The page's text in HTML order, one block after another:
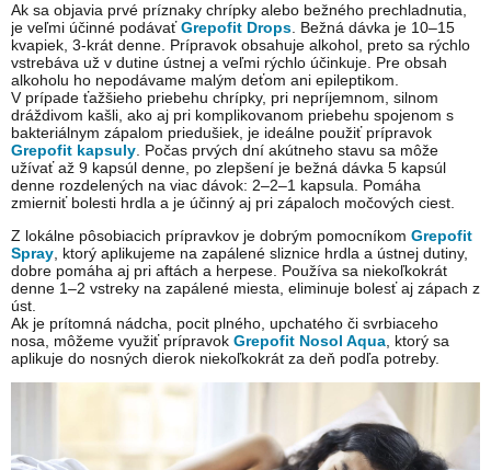
Ak sa objavia prvé príznaky chrípky alebo bežného prechladnutia,
je veľmi účinné podávaťGrepofit Drops . Bežná dávka je 10–15
kvapiek, 3-krát denne. Prípravok obsahuje alkohol, preto sa rýchlo
vstrebáva už v dutine ústnej a veľmi rýchlo účinkuje. Pre obsah
alkoholu ho nepodávame malým deťom ani epileptikom.
V prípade ťažšieho priebehu chrípky, pri nepríjemnom, silnom
dráždivom kašli, ako aj pri komplikovanom priebehu spojenom s
bakteriálnym zápalom priedušiek, je ideálne použiť prípravok
Grepofit kapsuly . Počas prvých dní akútneho stavu sa môže
užívať až 9 kapsúl denne, po zlepšení je bežná dávka 5 kapsúl
denne rozdelených na viac dávok: 2–2–1 kapsula. Pomáha
zmierniť bolesti hrdla a je účinný aj pri zápaloch močových ciest.
Z lokálne pôsobiacich prípravkov je dobrým pomocníkom Grepofit
Spray , ktorý aplikujeme na zapálené sliznice hrdla a ústnej dutiny,
dobre pomáha aj pri aftách a herpese. Používa sa niekoľkokrát
denne 1–2 vstreky na zapálené miesta, eliminuje bolesť aj zápach z
úst.
Ak je prítomná nádcha, pocit plného, upchatého či svrbiaceho
nosa, môžeme využiť prípravok Grepofit Nosol Aqua , ktorý sa
aplikuje do nosných dierok niekoľkokrát za deň podľa potreby.